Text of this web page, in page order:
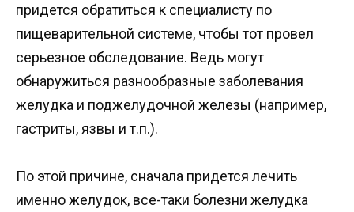
придется обратиться к специалисту по
пищеварительной системе, чтобы тот провел
серьезное обследование. Ведь могут
обнаружиться разнообразные заболевания
желудка и поджелудочной железы (например,
гастриты, язвы и т.п.).
По этой причине, сначала придется лечить
именно желудок, все-таки болезни желудка